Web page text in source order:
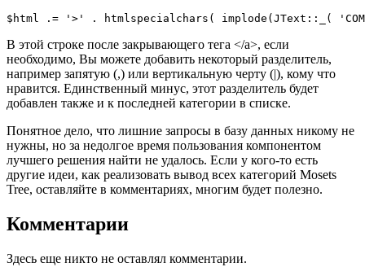
$html .= '>' . htmlspecialchars( implode(JText::_(
В этой строке после закрывающего тега </a>, если
необходимо, Вы можете добавить некоторый разделитель,
например запятую (,) или вертикальную черту (|), кому что
нравится. Единственный минус, этот разделитель будет
добавлен также и к последней категории в списке.
Понятное дело, что лишние запросы в базу данных никому не
нужны, но за недолгое время пользования компонентом
лучшего решения найти не удалось. Если у кого-то есть
другие идеи, как реализовать вывод всех категорий Mosets
Tree, оставляйте в комментариях, многим будет полезно.
Комментарии
Здесь еще никто не оставлял комментарии.